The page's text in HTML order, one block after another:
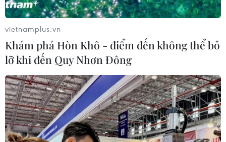
Thủ tướng yêu cầu không đợi ăn Tết xong
mới bước vào sản xuất
vietnamplus.vn
Khám phá Hòn Khô - điểm đến không thể bỏ
lỡ khi đến Quy Nhơn Đông